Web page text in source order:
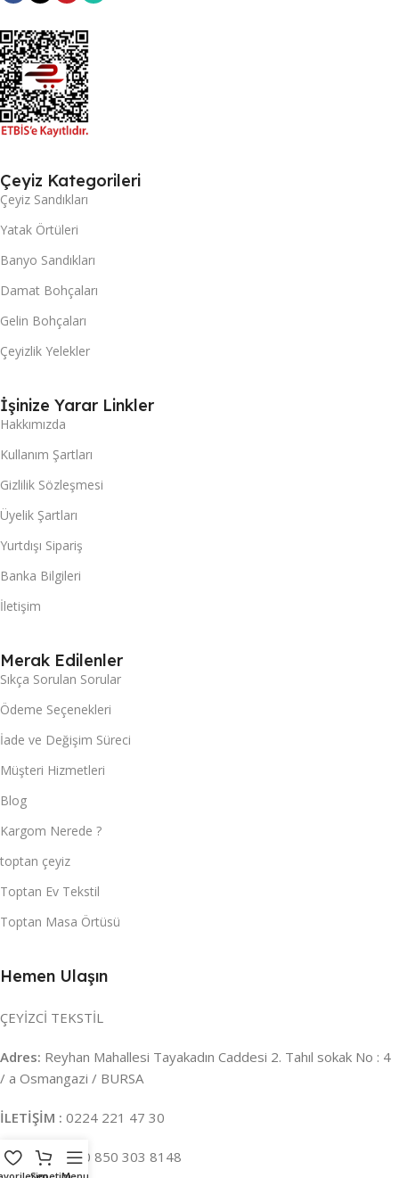
Çeyiz Kategorileri
Çeyiz Sandıkları
Yatak Örtüleri
Banyo Sandıkları
Damat Bohçaları
Gelin Bohçaları
Çeyizlik Yelekler
İşinize Yarar Linkler
Hakkımızda
Kullanım Şartları
Gizlilik Sözleşmesi
Üyelik Şartları
Yurtdışı Sipariş
Banka Bilgileri
İletişim
Merak Edilenler
Sıkça Sorulan Sorular
Ödeme Seçenekleri
İade ve Değişim Süreci
Müşteri Hizmetleri
Blog
Kargom Nerede ?
toptan çeyiz
Toptan Ev Tekstil
Toptan Masa Örtüsü
Hemen Ulaşın
ÇEYİZCİ TEKSTİL
Adres: Reyhan Mahallesi Tayakadın Caddesi 2. Tahıl sokak No : 4
/ a Osmangazi / BURSA
İLETİŞİM : 0224 221 47 30
WHATSAPP :0 850 303 8148